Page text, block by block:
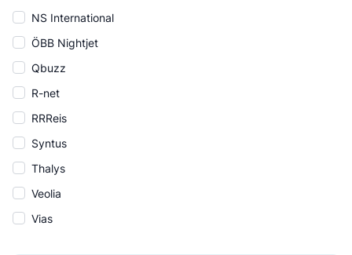
NS International
ÖBB Nightjet
Qbuzz
R-net
RRReis
Syntus
Thalys
Veolia
Vias